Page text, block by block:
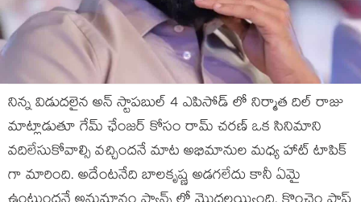
నిన్న విడుదలైన అన్ స్టాపబుల్ 4 ఎపిసోడ్ లో నిర్మాత దిల్ రాజు
మాట్లాడుతూ గేమ్ ఛేంజర్ కోసం రామ్ చరణ్ ఒక సినిమాని
వదిలేసుకోవాల్సి వచ్చిందనే మాట అభిమానుల మధ్య హాట్ టాపిక్
గా మారింది. అదేంటనేది బాలకృష్ణ అడగలేదు కానీ ఏమై